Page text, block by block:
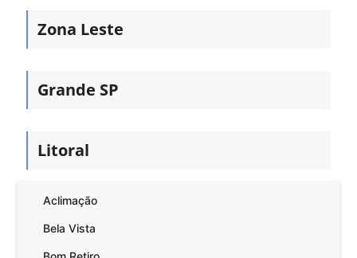
Zona Leste
Grande SP
Litoral
Aclimação
Bela Vista